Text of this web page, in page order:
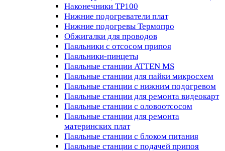
Наконечники TP100
Нижние подогреватели плат
Нижние подогревы Термопро
Обжигалки для проводов
Паяльники с отсосом припоя
Паяльники-пинцеты
Паяльные станции ATTEN MS
Паяльные станции для пайки микросхем
Паяльные станции с нижним подогревом
Паяльные станции для ремонта видеокарт
Паяльные станции с оловоотсосом
Паяльные станции для ремонта
материнских плат
Паяльные станции с блоком питания
Паяльные станции с подачей припоя